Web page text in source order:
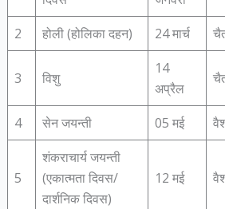
2 होली (होलिका दहन) 24 मार्च
3 विशु
14
अप्रैल
4 सेन जयन्ती 05 मई
5
शंकराचार्य जयन्ती
(एकात्मता दिवस/
दार्शनिक दिवस)
12 मई